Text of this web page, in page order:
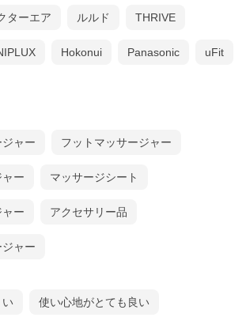
ターエア ルルド THRIVE
Hokonui Panasonic uFit
ャー フットマッサージャー
ー マッサージシート
ー アクセサリー品
ャー
い 使い心地がとても良い